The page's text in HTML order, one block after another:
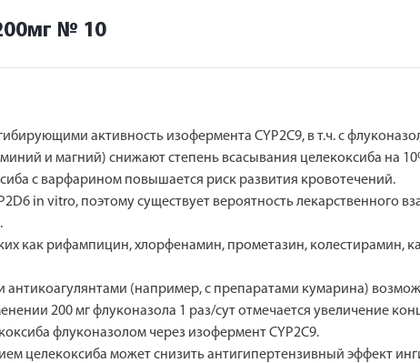
№ 10
активность изофермента CYP2C9, в т.ч. с
и магний) снижают степень всасывания целекоксиба на
с варфарином повышается риск развития кровотечений.
in vitro, поэтому существует вероятность лекарственного
как рифампицин, хлорфенамин, прометазин, колестирамин,
(например, с препаратами кумарина)
200 мг флуконазола 1 раз/сут отмечается увеличение
флуконазолом через изофермент CYP2C9.
целекоксиба может снизить антигипертензивный эффект